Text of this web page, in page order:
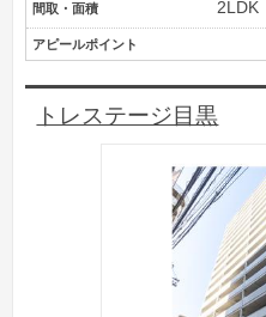
間取・面積 2LDK
アピールポイント
トレステージ目黒